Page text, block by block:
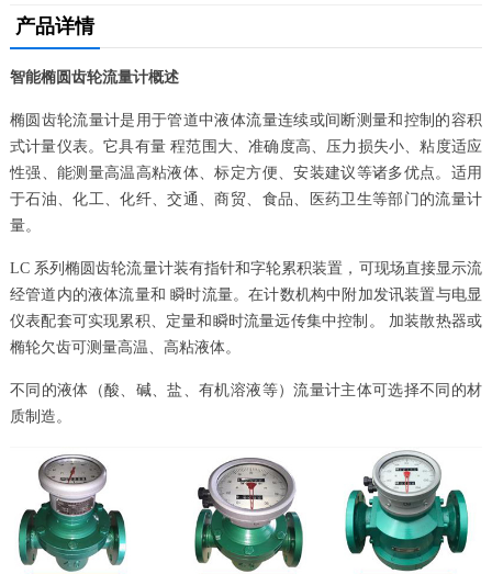
产品详情
智能椭圆齿轮流量计概述
椭圆齿轮流量计是用于管道中液体流量连续或间断测量和控制的容积
式计量仪表。它具有量 程范围大、准确度高、压力损失小、粘度适应
性强、能测量高温高粘液体、标定方便、安装建议等诸多优点。适用
于石油、化工、化纤、交通、商贸、食品、医药卫生等部门的流量计
量。
LC 系列椭圆齿轮流量计装有指针和字轮累积装置，可现场直接显示流
经管道内的液体流量和 瞬时流量。在计数机构中附加发讯装置与电显
仪表配套可实现累积、定量和瞬时流量远传集中控制。 加装散热器或
椭轮欠齿可测量高温、高粘液体。
不同的液体（酸、碱、盐、有机溶液等）流量计主体可选择不同的材
质制造。